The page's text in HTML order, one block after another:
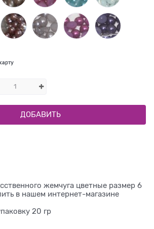
ДОБАВИТЬ
жемчуга цветные размер 6
в нашем интернет-магазине
20 гр